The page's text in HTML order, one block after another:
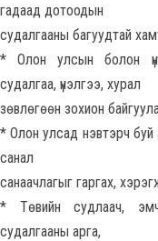
гадаад дотоодын
судалгааны багуудтай
* Олон улсын болон
судалгаа, үнэлгээ, хурал
зөвлөгөөн зохион
* Олон улсад нэвтэрч буй
санал
санаачлагыг гаргах,
* Төвийн судлаач,
судалгааны арга,